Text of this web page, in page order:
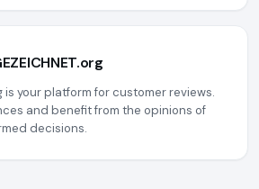
is your platform for customer reviews.
and benefit from the opinions of
decisions.